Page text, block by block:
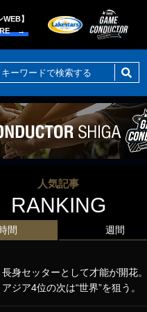
】
→
人気記事
RANKING
間
長身セッターとして才能が開花。
アジア4位の次は“世界”を狙う。
週間